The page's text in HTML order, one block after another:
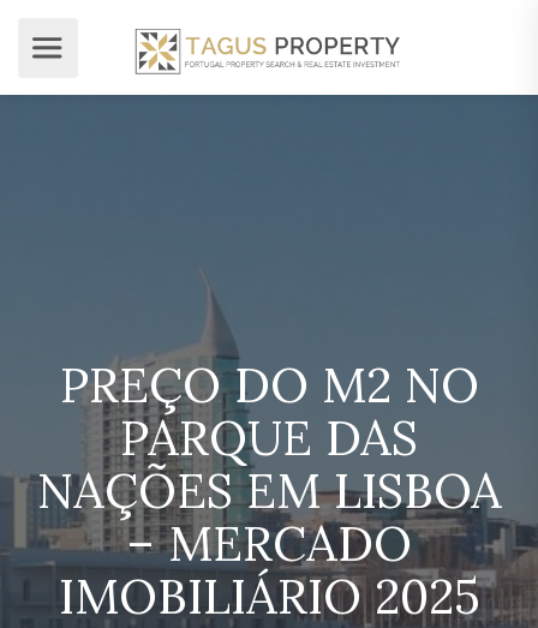
PREÇO DO M2 NO
PARQUE DAS
NAÇÕES EM LISBOA
– MERCADO
IMOBILIÁRIO 2025